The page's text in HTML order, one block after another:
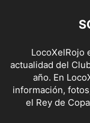
LocoXelRojo
actualidad del
año. En
información,
el Rey de